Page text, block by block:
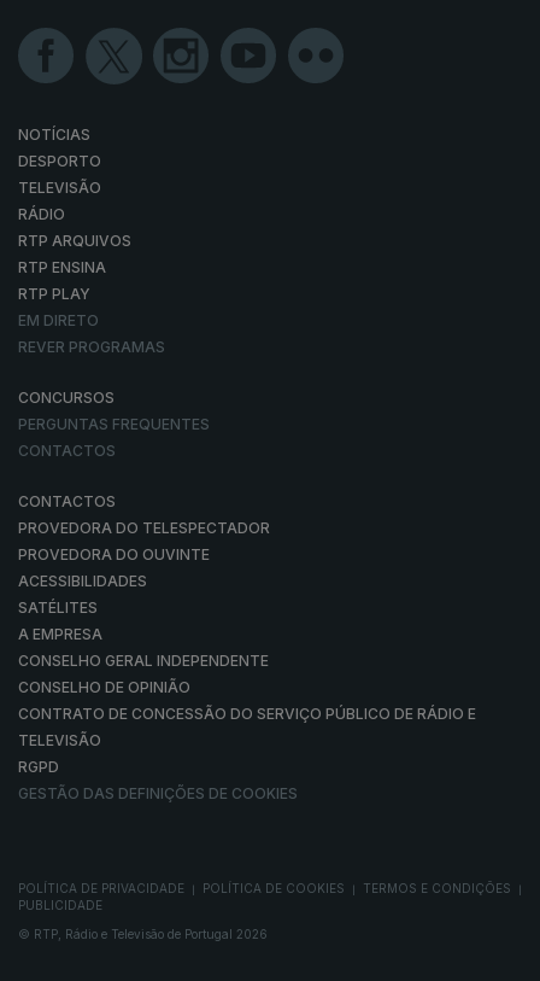
NOTÍCIAS
DESPORTO
TELEVISÃO
RÁDIO
RTP ARQUIVOS
RTP ENSINA
RTP PLAY
EM DIRETO
REVER PROGRAMAS
CONCURSOS
PERGUNTAS FREQUENTES
CONTACTOS
CONTACTOS
PROVEDORA DO TELESPECTADOR
PROVEDORA DO OUVINTE
ACESSIBILIDADES
SATÉLITES
A EMPRESA
CONSELHO GERAL INDEPENDENTE
CONSELHO DE OPINIÃO
CONTRATO DE CONCESSÃO DO SERVIÇO PÚBLICO DE RÁDIO E
TELEVISÃO
RGPD
GESTÃO DAS DEFINIÇÕES DE COOKIES
POLÍTICA DE PRIVACIDADE POLÍTICA DE COOKIES TERMOS E CONDIÇÕES
PUBLICIDADE
© RTP, Rádio e Televisão de Portugal 2026